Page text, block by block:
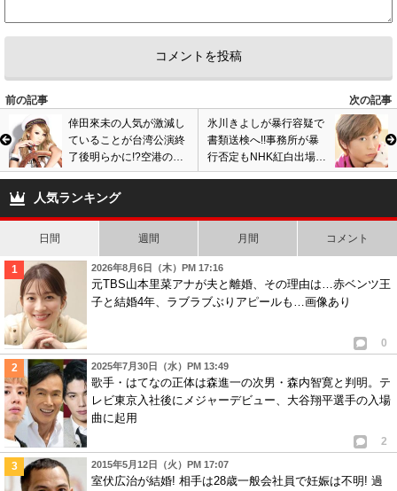
前の記事
次の記事
倖田來未の人気が激減し
ていることが台湾公演終
了後明らかに!?空港の出
待ちファンが少なすぎる
と話題に!!画像あり
氷川きよしが暴行容疑で
書類送検へ!!事務所が暴
行否定もNHK紅白出場は
絶望的!?
人気ランキング
日間 週間 月間 コメント
2026年8月6日（木）PM 17:16
元TBS山本里菜アナが夫と離婚、その理由は…赤ベンツ王
子と結婚4年、ラブラブぶりアピールも…画像あり
0
2025年7月30日（水）PM 13:49
歌手・はてなの正体は森進一の次男・森内智寛と判明。テ
レビ東京入社後にメジャーデビュー、大谷翔平選手の入場
曲に起用
2
2015年5月12日（火）PM 17:07
室伏広治が結婚! 相手は28歳一般会社員で妊娠は不明! 過